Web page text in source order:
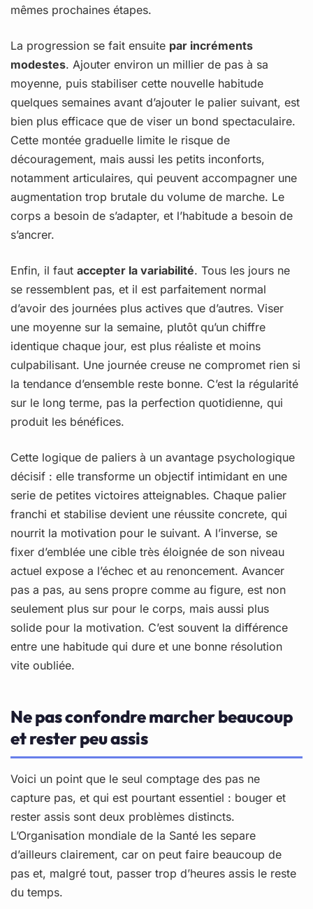
mêmes prochaines étapes.
La progression se fait ensuite par incréments
modestes. Ajouter environ un millier de pas à sa
moyenne, puis stabiliser cette nouvelle habitude
quelques semaines avant d’ajouter le palier suivant, est
bien plus efficace que de viser un bond spectaculaire.
Cette montée graduelle limite le risque de
découragement, mais aussi les petits inconforts,
notamment articulaires, qui peuvent accompagner une
augmentation trop brutale du volume de marche. Le
corps a besoin de s’adapter, et l’habitude a besoin de
s’ancrer.
Enfin, il faut accepter la variabilité. Tous les jours ne
se ressemblent pas, et il est parfaitement normal
d’avoir des journées plus actives que d’autres. Viser
une moyenne sur la semaine, plutôt qu’un chiffre
identique chaque jour, est plus réaliste et moins
culpabilisant. Une journée creuse ne compromet rien si
la tendance d’ensemble reste bonne. C’est la régularité
sur le long terme, pas la perfection quotidienne, qui
produit les bénéfices.
Cette logique de paliers à un avantage psychologique
décisif : elle transforme un objectif intimidant en une
serie de petites victoires atteignables. Chaque palier
franchi et stabilise devient une réussite concrete, qui
nourrit la motivation pour le suivant. A l’inverse, se
fixer d’emblée une cible très éloignée de son niveau
actuel expose a l’échec et au renoncement. Avancer
pas a pas, au sens propre comme au figure, est non
seulement plus sur pour le corps, mais aussi plus
solide pour la motivation. C’est souvent la différence
entre une habitude qui dure et une bonne résolution
vite oubliée.
Ne pas confondre marcher beaucoup
et rester peu assis
Voici un point que le seul comptage des pas ne
capture pas, et qui est pourtant essentiel : bouger et
rester assis sont deux problèmes distincts.
L’Organisation mondiale de la Santé les separe
d’ailleurs clairement, car on peut faire beaucoup de
pas et, malgré tout, passer trop d’heures assis le reste
du temps.